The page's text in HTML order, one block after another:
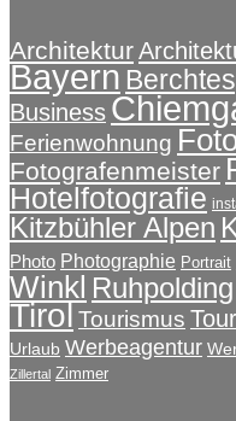
Architektur
Bayern
Business
Ferienwohnung
Fotografenmeister
Hotelfotografie
Kitzbühler Alpen
Photo Photographie Portrait
Winkl Ruhpolding
TirolTourismus
Urlaub Werbeagentur
Zillertal Zimmer